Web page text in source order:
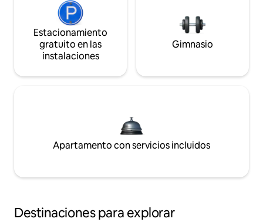
Estacionamiento
gratuito en las
instalaciones
Gimnasio
Apartamento con servicios incluidos
Destinaciones para explorar